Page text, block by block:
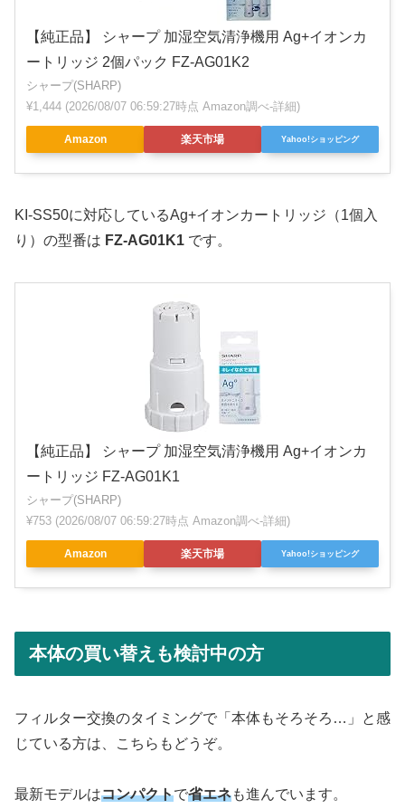
【純正品】 シャープ 加湿空気清浄機用 Ag+イオンカ
ートリッジ 2個パック FZ-AG01K2
シャープ(SHARP)
¥1,444 (2026/08/07 06:59:27時点 Amazon調べ-詳細)
Amazon 楽天市場 Yahoo!ショッピング
KI-SS50に対応しているAg+イオンカートリッジ（1個入
り）の型番は FZ-AG01K1 です。
【純正品】 シャープ 加湿空気清浄機用 Ag+イオンカ
ートリッジ FZ-AG01K1
シャープ(SHARP)
¥753 (2026/08/07 06:59:27時点 Amazon調べ-詳細)
Amazon 楽天市場 Yahoo!ショッピング
本体の買い替えも検討中の方
フィルター交換のタイミングで「本体もそろそろ…」と感
じている方は、こちらもどうぞ。
最新モデルはコンパクトで省エネも進んでいます。